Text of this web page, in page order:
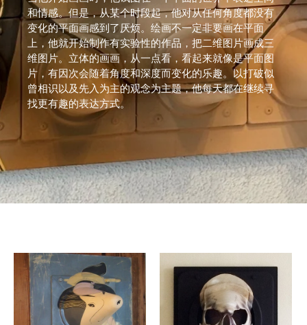
和情感。但是，从某个时段起，他对从任何角度都没有
变化的平面画感到了厌烦。绘画不一定非要画在平面
上，他就开始制作有实验性的作品，把二维图片画成三
维图片。立体的画画，从一点看，看起来就像是平面图
片，有因次会随着角度和深度而变化的乐趣。以打破似
曾相识以及先入为主的观念为主题，他每天都在继续寻
找更有趣的表达方式。